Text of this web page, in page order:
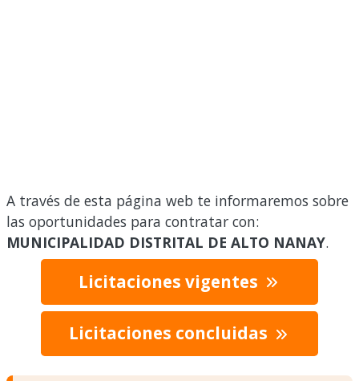
A través de esta página web te informaremos sobre
las oportunidades para contratar con:
MUNICIPALIDAD DISTRITAL DE ALTO NANAY.
Licitaciones vigentes
Licitaciones concluidas